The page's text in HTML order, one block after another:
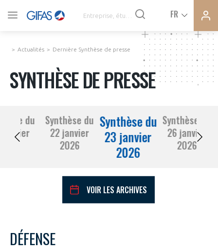
FR
SYNTHÈSE DE PRESSE
COMMUNIQUÉS DE PRESSE
Actualités Dernière Synthèse de presse
SYNTHÈSE DE PRESSE
du
janvier
2026
Synthèse du
22 janvier
2026
Synthèse du
23 janvier
2026
Synthèse du
26 janvier
2026
VOIR LES ARCHIVES
DÉFENSE
VOUS ÊTES ADHÉRENTS
CONNEXION
PAS ENCORE ADHÉRENT ?
Rejoignez une filière d’excellence et développez
DEMANDE D’ADHÉSION
Avez-vous un statut de droit français ?